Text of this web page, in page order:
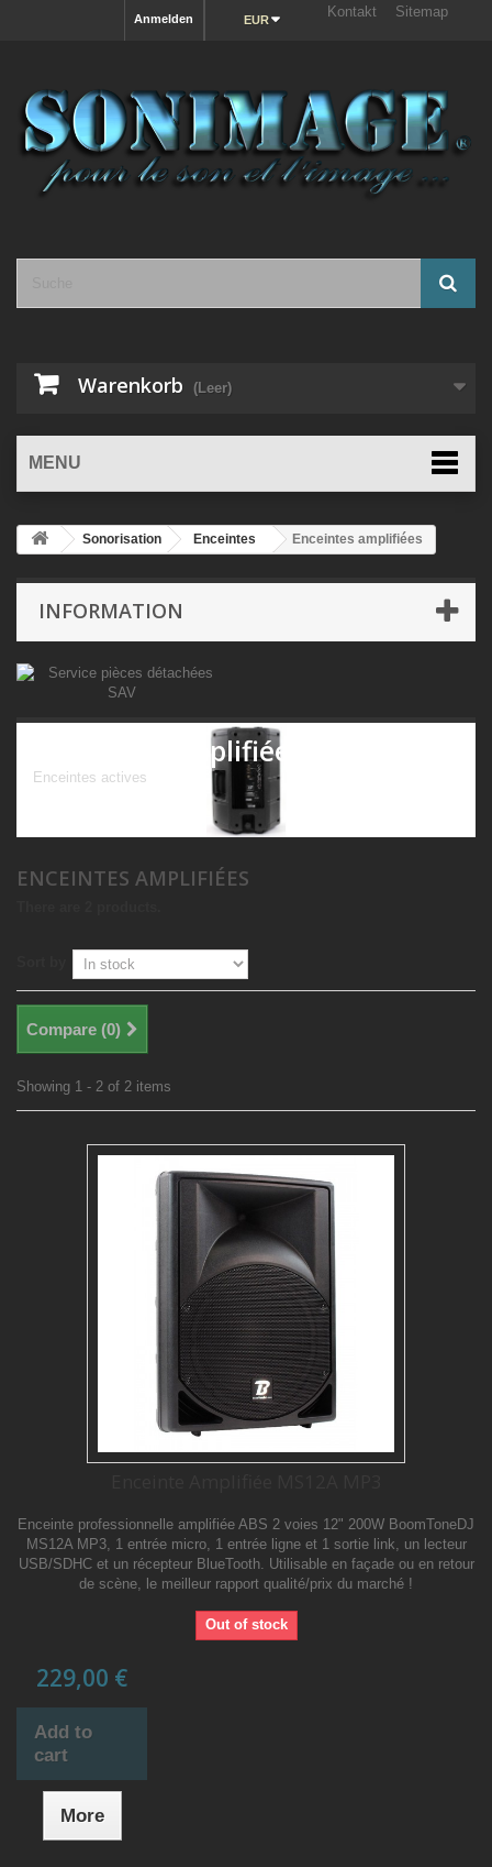
Kontakt Sitemap
EUR
Anmelden
Warenkorb (Leer)
MENU
Sonorisation Enceintes Enceintes amplifiées
INFORMATION
Enceintes amplifiées
Enceintes actives
ENCEINTES AMPLIFIÉES
Compare (0)
Showing 1 - 2 of 2 items
Enceinte professionnelle amplifiée ABS 2 voies 12" 200W BoomToneDJ
MS12A MP3, 1 entrée micro, 1 entrée ligne et 1 sortie link, un lecteur
USB/SDHC et un récepteur BlueTooth. Utilisable en façade ou en retour
de scène, le meilleur rapport qualité/prix du marché !
Out of stock
229,00 €
Add to
cart
More